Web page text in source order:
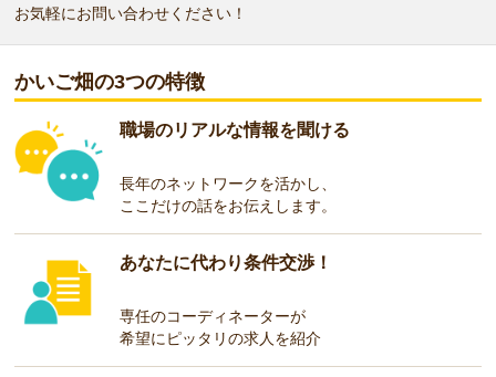
お気軽にお問い合わせください！
かいご畑の3つの特徴
職場のリアルな情報を聞ける
長年のネットワークを活かし、
ここだけの話をお伝えします。
あなたに代わり条件交渉！
専任のコーディネーターが
希望にピッタリの求人を紹介